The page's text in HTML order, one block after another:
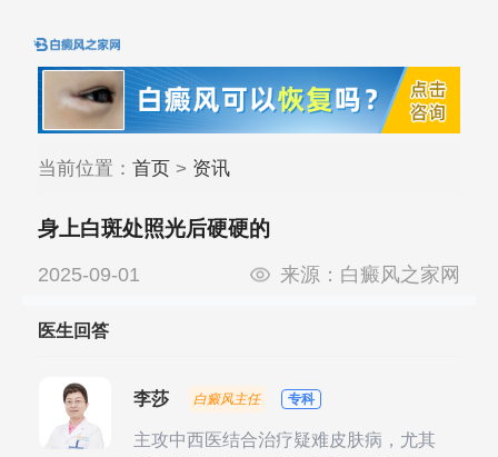
当前位置： 首页> 资讯
身上白斑处照光后硬硬的
2025-09-01 来源： 白癜风之家网
医生回答
李莎 白癜风主任 专科
主攻中西医结合治疗疑难皮肤病，尤其